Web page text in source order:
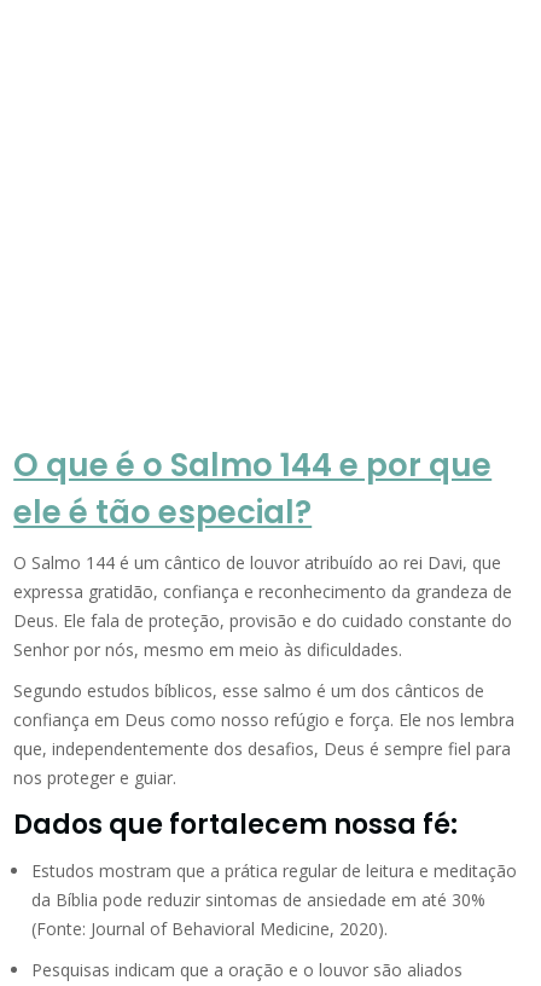
O que é o Salmo 144 e por que
ele é tão especial?
O Salmo 144 é um cântico de louvor atribuído ao rei Davi, que
expressa gratidão, confiança e reconhecimento da grandeza de
Deus. Ele fala de proteção, provisão e do cuidado constante do
Senhor por nós, mesmo em meio às dificuldades.
Segundo estudos bíblicos, esse salmo é um dos cânticos de
confiança em Deus como nosso refúgio e força. Ele nos lembra
que, independentemente dos desafios, Deus é sempre fiel para
nos proteger e guiar.
Dados que fortalecem nossa fé:
Estudos mostram que a prática regular de leitura e meditação
da Bíblia pode reduzir sintomas de ansiedade em até 30%
(Fonte: Journal of Behavioral Medicine, 2020).
Pesquisas indicam que a oração e o louvor são aliados